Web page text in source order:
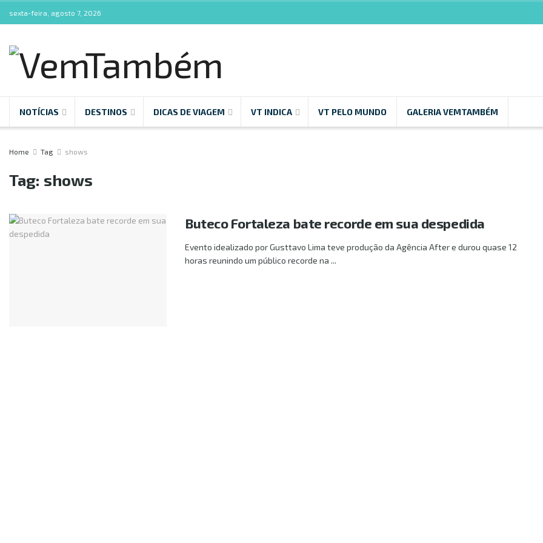
sexta-feira, agosto 7, 2026
NOTÍCIAS DESTINOS DICAS DE VIAGEM VT INDICA VT PELO MUNDO GALERIA VEMTAMBÉM
Home Tag shows
Tag: shows
Buteco Fortaleza bate recorde em sua despedida
Evento idealizado por Gusttavo Lima teve produção da Agência After e durou quase 12
horas reunindo um público recorde na ...